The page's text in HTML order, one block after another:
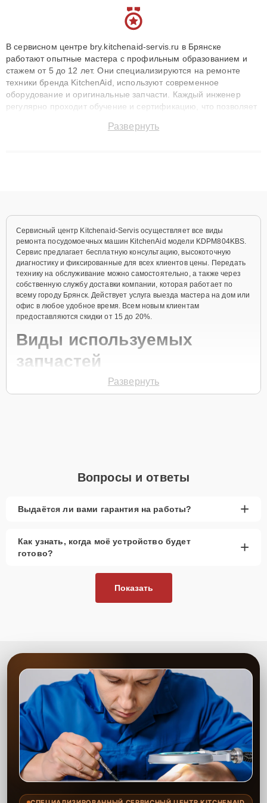
В сервисном центре bry.kitchenaid-servis.ru в Брянске
работают опытные мастера с профильным образованием и
стажем от 5 до 12 лет. Они специализируются на ремонте
техники бренда KitchenAid, используют современное
оборудование и оригинальные запчасти. Каждый инженер
регулярно проходит обучение и сертификацию, что позволяет
технику с сохранением гарантии до 3 лет. Наши мастера
Развернуть
Сервисный центр Kitchenaid-Servis осуществляет все виды
ремонта посудомоечных машин KitchenAid модели KDPM804KBS.
Сервис предлагает бесплатную консультацию, высокоточную
диагностику и фиксированные для всех клиентов цены. Передать
технику на обслуживание можно самостоятельно, а также через
собственную службу доставки компании, которая работает по
всему городу Брянск. Действует услуга выезда мастера на дом или
офис в любое удобное время. Всем новым клиентам
предоставляются скидки от 15 до 20%.
Виды используемых
запчастей
Для ремонта посудомоечной машины модели KDPM804KBS
активное использование устройства дольше
запчастей.
рассмотреть вариант с использованием
качественного аналога брендовой детали.
высококачественные запчасти, будь это 100% оригинал, или
надежные аналоги проверенных и зарекомендовавших себя
Позвонить по телефону горячей линии или
запросить обратный звонок через Форму заявки
для быстрого уточнения деталей.
Привезти устройство в ближайший центр или
передать аппарат курьеру службы доставки,
дождаться результатов диагностики и принять
решение.
Дождаться оповещения о готовности и забрать
устройство самостоятельно или воспользоваться
курьерской доставкой.
Развернуть
Вопросы и ответы
Выдаётся ли вами гарантия на работы? +
Как узнать, когда моё устройство будет
готово?
+
Показать